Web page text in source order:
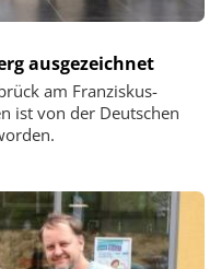
ausgezeichnet
am Franziskus-
ist von der Deutschen